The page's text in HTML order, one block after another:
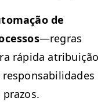
de
—regras
ráp­i­da atribuição
respon­s­abil­i­dades
prazos.